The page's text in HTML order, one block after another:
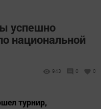
успешно
национальной
943 0 0
турнир,